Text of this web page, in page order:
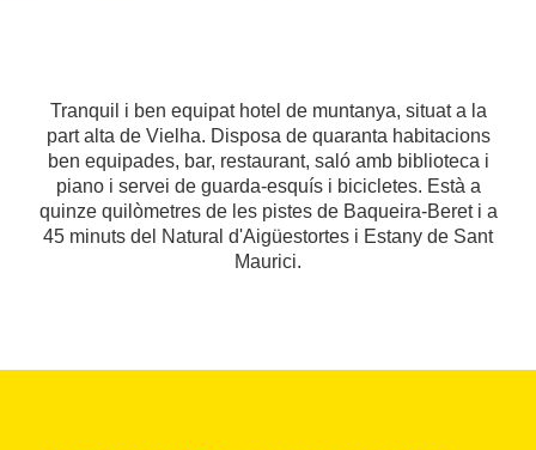
Tranquil i ben equipat hotel de muntanya, situat a la
part alta de Vielha. Disposa de quaranta habitacions
ben equipades, bar, restaurant, saló amb biblioteca i
piano i servei de guarda-esquís i bicicletes. Està a
quinze quilòmetres de les pistes de Baqueira-Beret i a
45 minuts del Natural d'Aigüestortes i Estany de Sant
Maurici.